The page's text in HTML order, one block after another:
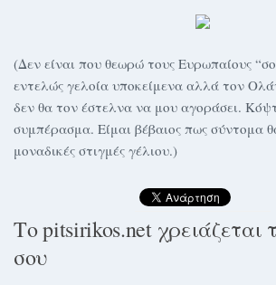
(Δεν είναι που θεωρώ τους Ευρωπαίους
εντελώς γελοία υποκείμενα αλλά τον
δεν θα τον έστελνα να μου αγοράσει.
συμπέρασμα. Είμαι βέβαιος πως σύντομα
μοναδικές στιγμές γέλιου.)
Το pitsirikos.net χρειάζεται
σου